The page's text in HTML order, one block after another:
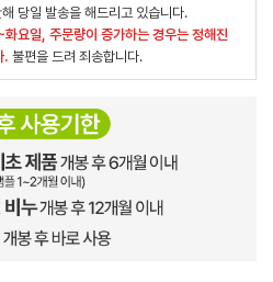
당일 발송을 해드리고 있습니다.
요일, 주문량이 증가하는 경우는 정해진
. 불편을 드려 죄송합니다.